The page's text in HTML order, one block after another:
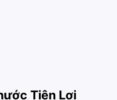
Tiện Lợi